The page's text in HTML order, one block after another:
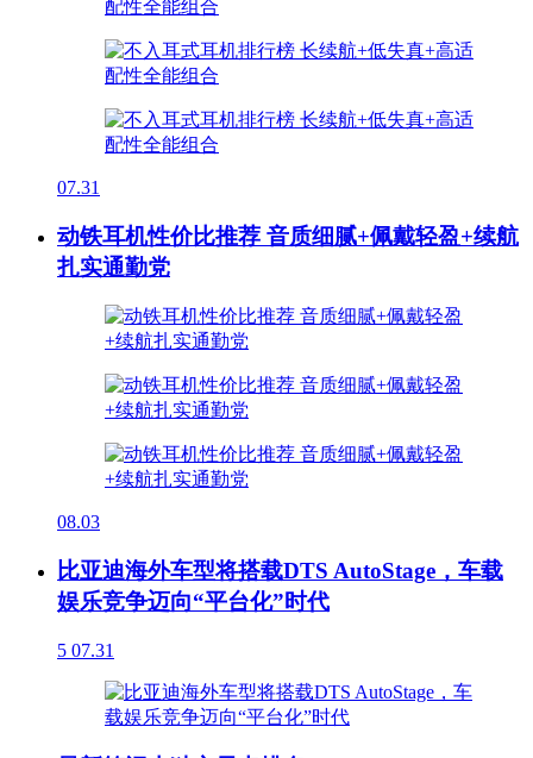
07.31
动铁耳机性价比推荐 音质细腻+佩戴轻盈+续航
扎实通勤党
08.03
比亚迪海外车型将搭载DTS AutoStage，车载
娱乐竞争迈向“平台化”时代
5 07.31